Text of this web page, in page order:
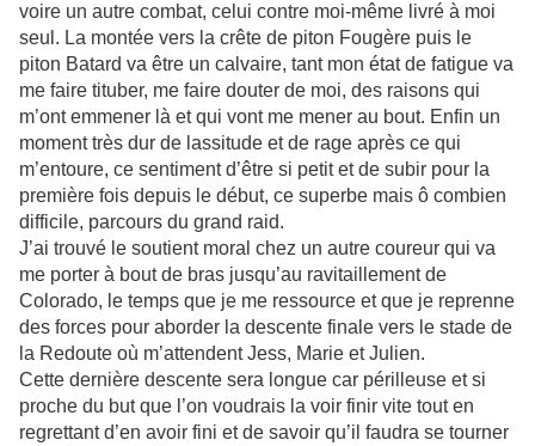
voire un autre combat, celui contre moi-même livré à moi
seul. La montée vers la crête de piton Fougère puis le
piton Batard va être un calvaire, tant mon état de fatigue va
me faire tituber, me faire douter de moi, des raisons qui
m’ont emmener là et qui vont me mener au bout. Enfin un
moment très dur de lassitude et de rage après ce qui
m’entoure, ce sentiment d’être si petit et de subir pour la
première fois depuis le début, ce superbe mais ô combien
difficile, parcours du grand raid.
J’ai trouvé le soutient moral chez un autre coureur qui va
me porter à bout de bras jusqu’au ravitaillement de
Colorado, le temps que je me ressource et que je reprenne
des forces pour aborder la descente finale vers le stade de
la Redoute où m’attendent Jess, Marie et Julien.
Cette dernière descente sera longue car périlleuse et si
proche du but que l’on voudrais la voir finir vite tout en
regrettant d’en avoir fini et de savoir qu’il faudra se tourner